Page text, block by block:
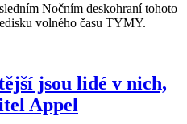
Nočním deskohraní tohoto
volného času TYMY.
jsou lidé v nich,
Appel